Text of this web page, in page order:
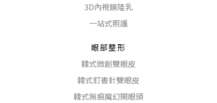
3D內視鏡隆乳
一站式照護
眼部整形
韓式微創雙眼皮
韓式釘書針雙眼皮
韓式無痕魔幻開眼頭